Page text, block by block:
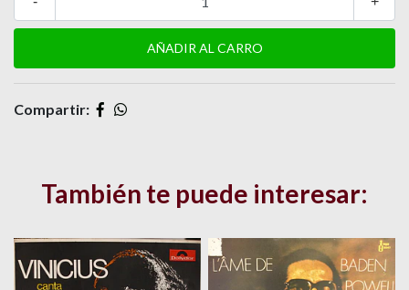
Compartir:
También te puede interesar: